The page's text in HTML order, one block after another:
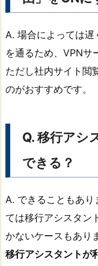
A. 場合によっては
を通るため、VPNサ
ただし社内サイト閲
のがおすすめです。
Q. 移行アシ
できる？
A. できることもあり
ては移行アシスタン
かないケースもあり
移行アシスタントが